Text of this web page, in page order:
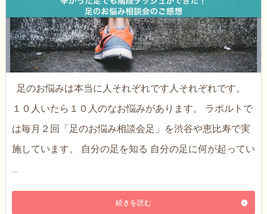
足のお悩みは本当に人それぞれです人それぞれです。
１０人いたら１０人のなお悩みがあります。 ラポルトで
は毎月２回「足のお悩み相談会足」を渋谷や恵比寿で実
施しています。 自分の足を知る 自分の足に何が起ってい
…
続きを読む